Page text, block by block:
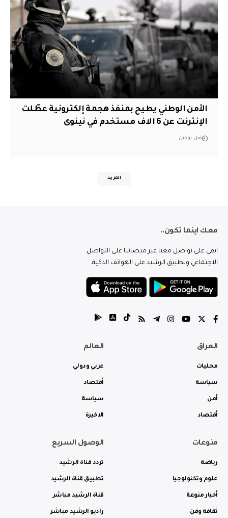
الأمن الوطني يطيح بمنفذ هجمة إلكترونية عطّلت
الإنترنت عن 6 الاف مستخدم في نينوى
قبل يومين
المزيد
معك اينما تكون..
ابقى على تواصل معنا عبر منصاتنا على التواصل
الاجتماعي وتطبيق الرشيد على الهواتف الذكية.
العراق
محليات
سياسة
أمن
أقتصاد
العالم
عربي ودولي
أقتصاد
سياسة
الاخيرة
منوعات
رياضة
علوم وتكنولوجيا
أخبار منوعة
ثقافة وفن
الوصول السريع
تردد قناة الرشيد
تطبيق قناة الرشيد
قناة الرشيد مباشر
راديو الرشيد مباشر